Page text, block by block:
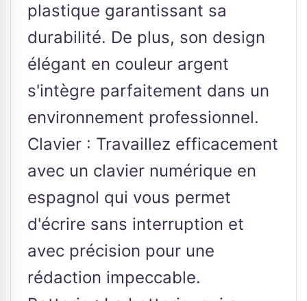
plastique garantissant sa
durabilité. De plus, son design
élégant en couleur argent
s'intègre parfaitement dans un
environnement professionnel.
Clavier : Travaillez efficacement
avec un clavier numérique en
espagnol qui vous permet
d'écrire sans interruption et
avec précision pour une
rédaction impeccable.